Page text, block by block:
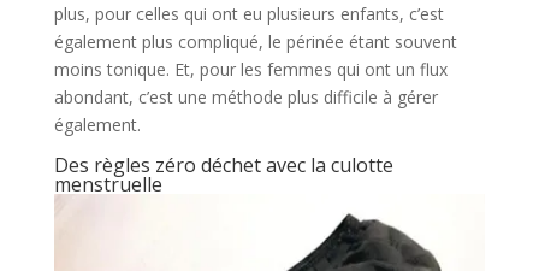
plus, pour celles qui ont eu plusieurs enfants, c’est
également plus compliqué, le périnée étant souvent
moins tonique. Et, pour les femmes qui ont un flux
abondant, c’est une méthode plus difficile à gérer
également.
Des règles zéro déchet avec la culotte
menstruelle